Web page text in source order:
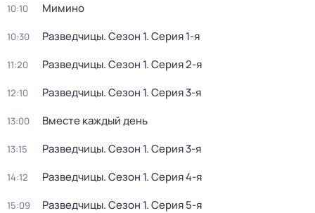
10:10 Мимино
10:30 Разведчицы. Сезон 1. Серия 1-я
11:20 Разведчицы. Сезон 1. Серия 2-я
12:10 Разведчицы. Сезон 1. Серия 3-я
13:00 Вместе каждый день
13:15 Разведчицы. Сезон 1. Серия 3-я
14:12 Разведчицы. Сезон 1. Серия 4-я
15:09 Разведчицы. Сезон 1. Серия 5-я